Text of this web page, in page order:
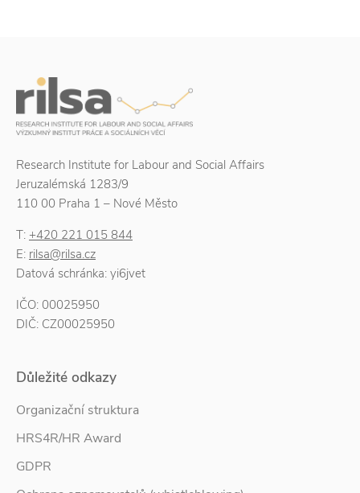
Research Institute for Labour and Social Affairs
Jeruzalémská 1283/9
110 00 Praha 1 – Nové Město
T: +420 221 015 844
E: rilsa@rilsa.cz
Datová schránka: yi6jvet
IČO: 00025950
DIČ: CZ00025950
Důležité odkazy
Organizační struktura
HRS4R/HR Award
GDPR